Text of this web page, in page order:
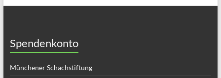
Spendenkonto
Münchener Schachstiftung